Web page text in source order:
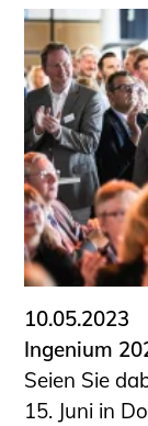
10.05.2023
Ingenium
Seien Sie
15. Juni in